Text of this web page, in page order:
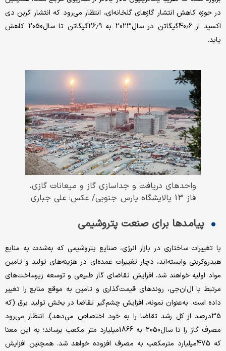
در حوزه کاهش انتشار گازهای گلخانه‌ای، انتظار می‌رود که انتشار کربن دی
اکسید از 40.6گیگاتن در سال2023 به 26.9گیگاتن تا سال2050 کاهش
یابد.
واحدهای دریافت و جداسازی گاز و میعانات گازی،
فاز 13 پالایشگاه پارس جنوبی/ عکس: علی جباری
پیامدها برای صنعت پتروشیمی
با تغییرات ساختاری در بازار انرژی، صنایع پتروشیمی که به‌شدت به منابع
هیدروکربنی وابسته‌اند، دچار تغییرات عمده‌ای در هزینه‌های تولید و تامین
مواد اولیه خواهند شد. افزایش تقاضای گاز طبیعی و توسعه زیرساخت‌های
مرتبط با ال‌ان‌جی، روندهای قیمت‌گذاری و تامین به موقع منابع را تغییر
داده است. به‌عنوان نمونه، افزایش چشم‌گیر تقاضا در بخش تولید برق (که
35درصد از کل رشد تقاضا را به خود اختصاص می‌دهد). انتظار می‌رود
مصرف گاز را تا سال2050 به 1866میلیارد متر مکعب برساند؛ به این معنا
که 475میلیارد مترمکعب به مصرف افزوده خواهد شد. همچنین افزایش